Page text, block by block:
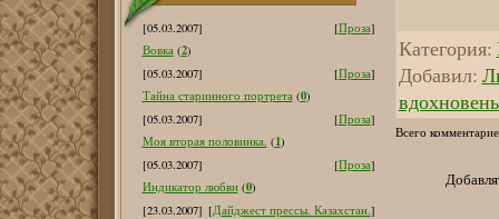
[05.03.2007] [Проза]
Вовка (2)
[05.03.2007]
[Проза]
Тайна старинного портрета (0)
[05.03.2007]
[Проза]
Моя вторая половинка. (1)
[05.03.2007]
[Проза]
Индикатор любви (0)
[23.03.2007] [Дайджест прессы. Казахстан.]
Категория:
Добавил:
Всего